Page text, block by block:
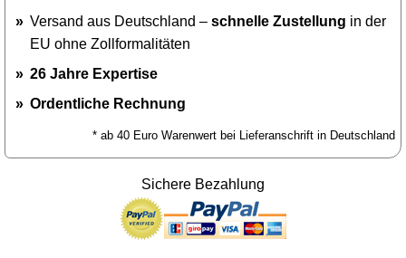
Versand aus Deutschland – schnelle Zustellung in der
EU ohne Zollformalitäten
26 Jahre Expertise
Ordentliche Rechnung
* ab 40 Euro Warenwert bei Lieferanschrift in Deutschland
Sichere Bezahlung